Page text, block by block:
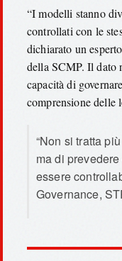
“I modelli stanno
controllati con le
dichiarato un
della SCMP. Il dato
capacità di
comprensione delle
“Non si tratta
ma di
essere
Governance,